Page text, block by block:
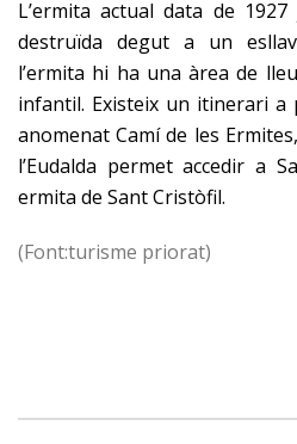
L’ermita actual data de
destruïda degut a un
l’ermita hi ha una àrea de
infantil. Existeix un itinerari a
anomenat Camí de les
l’Eudalda permet accedir a
ermita de Sant Cristòfil.
(Font:turisme priorat)